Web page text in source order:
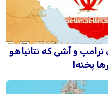
و آشی که نتانیاهو
پخته!